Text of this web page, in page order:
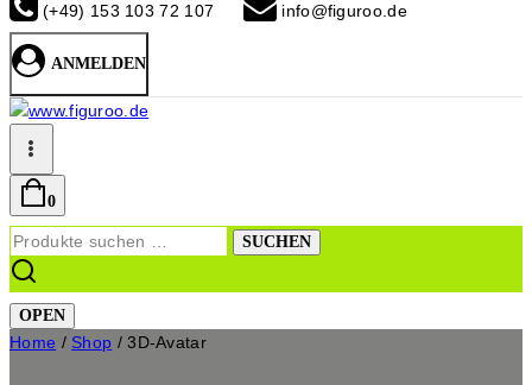
(+49) 153 103 72 107 info@figuroo.de
ANMELDEN
0
Suchen
nach:
SUCHEN
OPEN
Home / Shop / 3D-Avatar